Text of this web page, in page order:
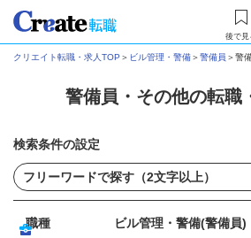
後で見
クリエイト転職・求人TOP ＞ ビル管理・警備＞警備員 ＞警
警備員・その他の転職
検索条件の設定
職種 ビル管理・警備(警備員)